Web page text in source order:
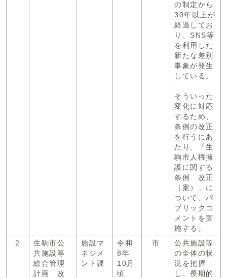
の制定から
30年以上が
経過してお
り、SNS等
を利用した
新たな差別
事象が発生
している。
そういった
変化に対応
するため、
条例の改正
を行うにあ
たり、「生
駒市人権擁
護に関する
条例 改正
（案）」に
ついて、パ
ブリックコ
メントを実
施する。
2
生駒市公
共施設等
総合管理
計画 改
施設マ
ネジメ
ント課
令和
8年
10月
頃
市
公共施設等
の全体の状
況を把握
し、長期的